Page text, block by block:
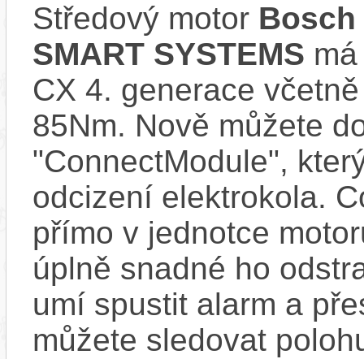
Středový motor Bosch
SMART SYSTEMS
CX 4. generace
85Nm. Nově můžete
"ConnectModule",
odcizení elektrokola.
přímo v jednotce
úplně snadné ho
umí spustit alarm a
můžete sledovat